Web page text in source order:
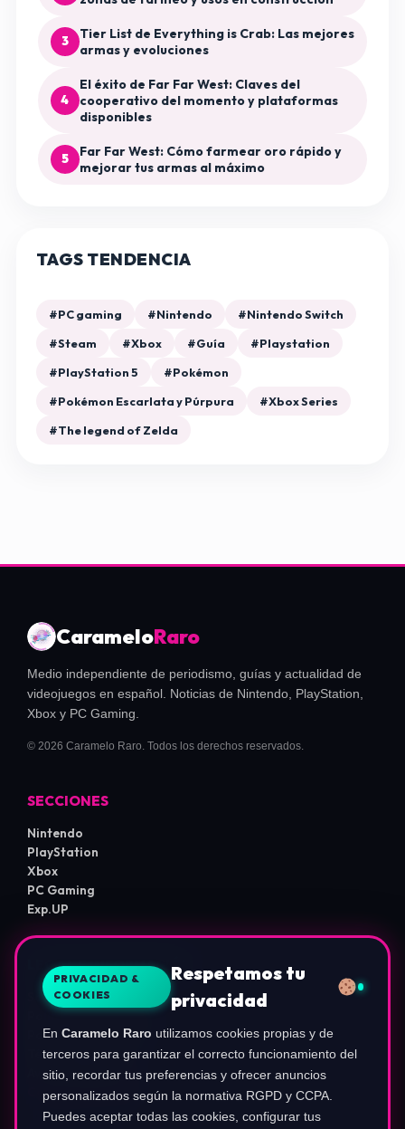
3
Tier List de Everything is Crab: Las mejores
armas y evoluciones
4
El éxito de Far Far West: Claves del
cooperativo del momento y plataformas
disponibles
5
Far Far West: Cómo farmear oro rápido y
mejorar tus armas al máximo
TAGS TENDENCIA
#PC gaming #Nintendo
#Nintendo Switch
#Steam
#Xbox #Guía
#Playstation
#PlayStation 5
#Pokémon
#Pokémon Escarlata y Púrpura
#Xbox Series
#The legend of Zelda
CarameloRaro
Medio independiente de periodismo, guías y actualidad de
videojuegos en español. Noticias de Nintendo, PlayStation,
Xbox y PC Gaming.
© 2026 Caramelo Raro. Todos los derechos reservados.
SECCIONES
Nintendo
PlayStation
Xbox
PC Gaming
Exp.UP
LEGAL E INFORMACIÓN
Sobre Nosotros
Política de Privacidad
Política de Cookies
Términos de Uso
Aviso de Afiliados
Configurar Cookies
PRIVACIDAD &
COOKIES
Respetamos tu
privacidad
En Caramelo Raro utilizamos cookies propias y de
terceros para garantizar el correcto funcionamiento del
sitio, recordar tus preferencias y ofrecer anuncios
personalizados según la normativa RGPD y CCPA.
Puedes aceptar todas las cookies, configurar tus